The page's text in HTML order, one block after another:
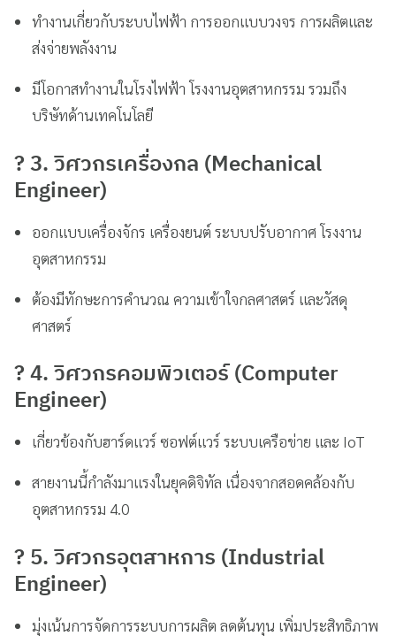
ทำงานเกี่ยวกับระบบไฟฟ้า การออกแบบวงจร การผลิตและ
ส่งจ่ายพลังงาน
มีโอกาสทำงานในโรงไฟฟ้า โรงงานอุตสาหกรรม รวมถึง
บริษัทด้านเทคโนโลยี
? 3. วิศวกรเครื่องกล (Mechanical
Engineer)
ออกแบบเครื่องจักร เครื่องยนต์ ระบบปรับอากาศ โรงงาน
อุตสาหกรรม
ต้องมีทักษะการคำนวณ ความเข้าใจกลศาสตร์ และวัสดุ
ศาสตร์
? 4. วิศวกรคอมพิวเตอร์ (Computer
Engineer)
เกี่ยวข้องกับฮาร์ดแวร์ ซอฟต์แวร์ ระบบเครือข่าย และ IoT
สายงานนี้กำลังมาแรงในยุคดิจิทัล เนื่องจากสอดคล้องกับ
อุตสาหกรรม 4.0
?️ 5. วิศวกรอุตสาหการ (Industrial
Engineer)
มุ่งเน้นการจัดการระบบการผลิต ลดต้นทุน เพิ่มประสิทธิภาพ